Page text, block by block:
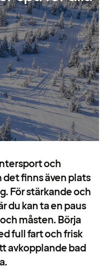
och
finns även plats
För stärkande och
du kan ta en paus
måsten. Börja
full fart och frisk
avkopplande bad